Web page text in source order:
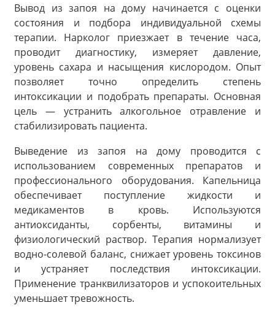
Вывод из запоя на дому начинается с оценки
состояния и подбора индивидуальной схемы
терапии. Нарколог приезжает в течение часа,
проводит диагностику, измеряет давление,
уровень сахара и насыщения кислородом. Опыт
позволяет точно определить степень
интоксикации и подобрать препараты. Основная
цель — устранить алкогольное отравление и
стабилизировать пациента.
Выведение из запоя на дому проводится с
использованием современных препаратов и
профессионального оборудования. Капельница
обеспечивает поступление жидкости и
медикаментов в кровь. Используются
антиоксиданты, сорбенты, витамины и
физиологический раствор. Терапия нормализует
водно-солевой баланс, снижает уровень токсинов
и устраняет последствия интоксикации.
Применение транквилизаторов и успокоительных
уменьшает тревожность.